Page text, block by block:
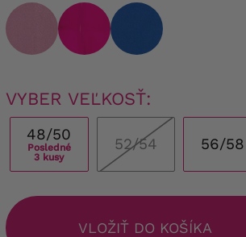
VYBER VEĽKOSŤ:
48/50
Posledné
3 kusy
52/54 56/58
VLOŽIŤ DO KOŠÍKA